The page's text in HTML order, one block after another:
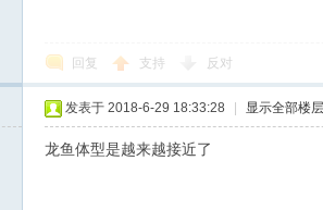
回复 支持 反对
发表于 2018-6-29 18:33:28 显示全部楼层
龙鱼体型是越来越接近了